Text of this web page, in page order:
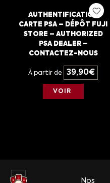
AUTHENTIFICATION
CARTE PSA – DÉPÔT FUJI
STORE – AUTHORIZED
PSA DEALER –
CONTACTEZ-NOUS
À partir de 39,90€
VOIR
Nos